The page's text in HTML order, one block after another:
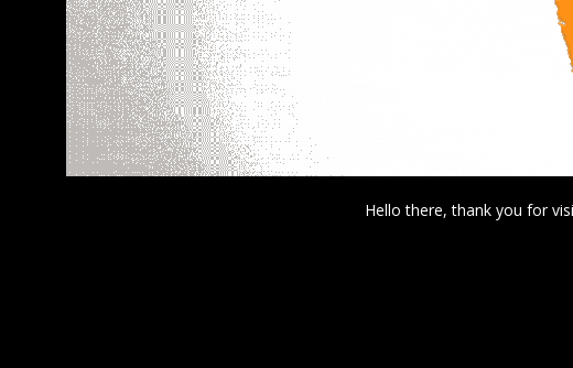
Hello there, thank you for